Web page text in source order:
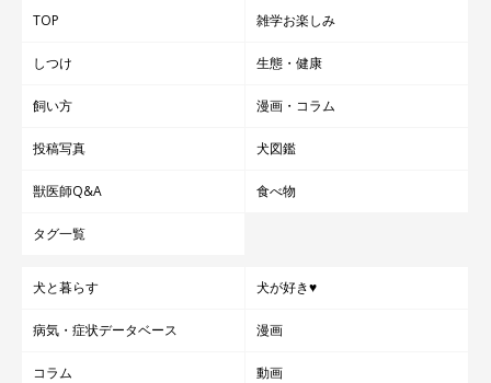
TOP 雑学お楽しみ
しつけ 生態・健康
飼い方 漫画・コラム
投稿写真 犬図鑑
獣医師Q&A 食べ物
タグ一覧
犬と暮らす 犬が好き♥
病気・症状データベース 漫画
コラム 動画